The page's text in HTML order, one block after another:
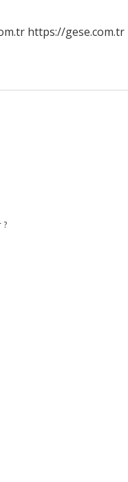
https://gese.com.tr
?